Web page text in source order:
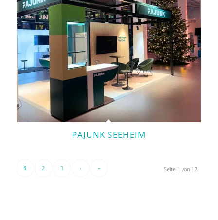
PAJUNK SEEHEIM
Seite 1 von 12
1 2 3 › »